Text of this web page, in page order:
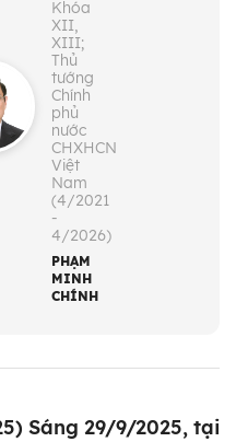
Khóa
XII,
XIII;
Thủ
tướng
Chính
phủ
nước
CHXHCN
Việt
Nam
(4/2021
-
4/2026)
PHẠM
MINH
CHÍNH
Sáng 29/9/2025, tại